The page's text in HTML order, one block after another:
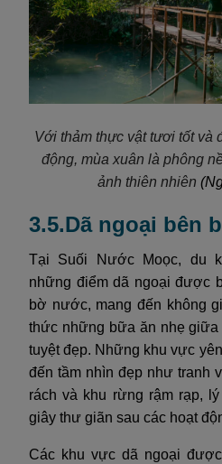
Với thảm thực vật tươi tốt và
động, mùa xuân là phông
ảnh thiên nhiên
3.5.Dã ngoại bên
Tại Suối Nước Moọc, du
những điểm dã ngoại được
bờ nước, mang đến không
thức những bữa ăn nhẹ giữa
tuyệt đẹp. Những khu vực
đến tầm nhìn đẹp như tranh
rách và khu rừng rậm rạp,
giây thư giãn sau các hoạt
Các khu vực dã ngoại